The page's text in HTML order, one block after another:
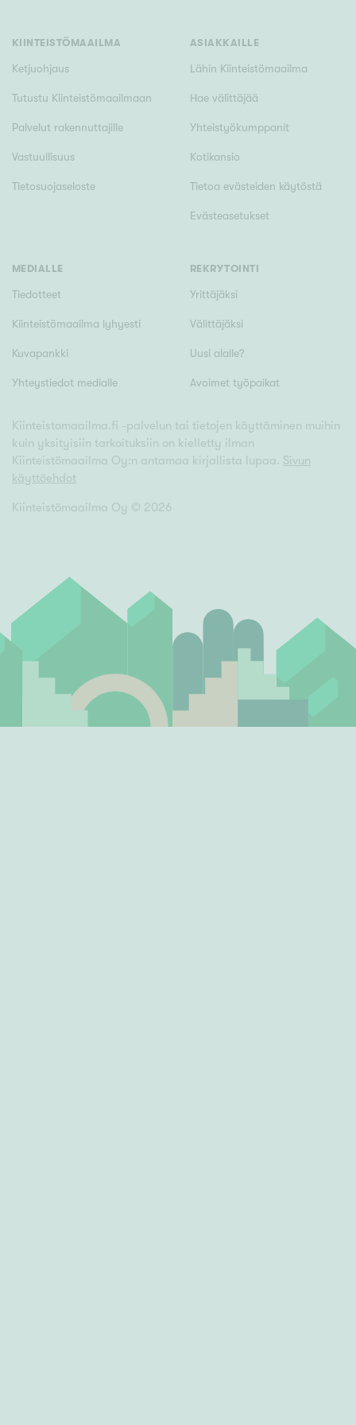
Rakennusvuosi
Uudiskohteet
Vain uudiskohteet Ei uudiskohteita
Vain arvokohteet Ei arvokohteita
Tyydyttävä
Välttävä
Ominaisuudet
Hissi
Järvi- tai merinäköala
Maalämpö
Parveke
Senioriasunto
KIINTEISTÖMAAILMA
Ketjuohjaus
Tutustu Kiinteistömaailmaan
Palvelut rakennuttajille
Vastuullisuus
Tietosuojaseloste
ASIAKKAILLE
Lähin Kiinteistömaailma
Hae välittäjää
Yhteistyökumppanit
Kotikansio
Tietoa evästeiden käytöstä
Evästeasetukset
MEDIALLE
Tiedotteet
Kiinteistömaailma lyhyesti
Kuvapankki
Yhteystiedot medialle
REKRYTOINTI
Yrittäjäksi
Välittäjäksi
Uusi alalle?
Avoimet työpaikat
Kiinteistomaailma.fi -palvelun tai tietojen käyttäminen muihin
kuin yksityisiin tarkoituksiin on kielletty ilman
Kiinteistömaailma Oy:n antamaa kirjallista lupaa. Sivun
käyttöehdot
Kiinteistömaailma Oy © 2026